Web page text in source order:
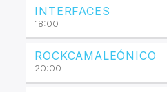
INTERFACES
18:00
ROCKCAMALEÓNICO
20:00